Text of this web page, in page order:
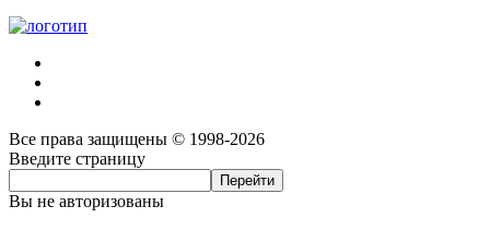
Все права защищены © 1998-2026
Введите страницу
Вы не авторизованы